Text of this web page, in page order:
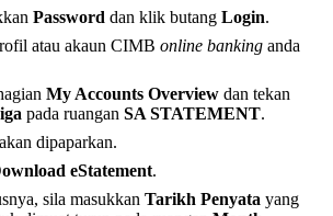
Password dan klik butang Login.
atau akaun CIMB online banking anda
My Accounts Overview dan tekan
pada ruangan SA STATEMENT.
dipaparkan.
eStatement.
sila masukkan Tarikh Penyata yang